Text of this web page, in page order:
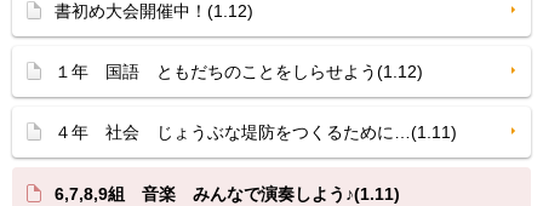
書初め大会開催中！(1.12)
１年 国語 ともだちのことをしらせよう(1.12)
４年 社会 じょうぶな堤防をつくるために…(1.11)
6,7,8,9組 音楽 みんなで演奏しよう♪(1.11)